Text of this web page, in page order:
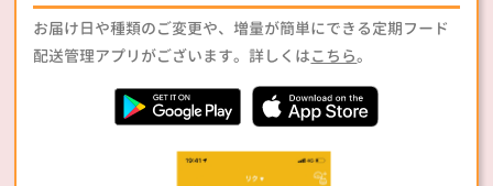
お届け日や種類のご変更や、増量が簡単にできる定期フード
配送管理アプリがございます。詳しくはこちら。